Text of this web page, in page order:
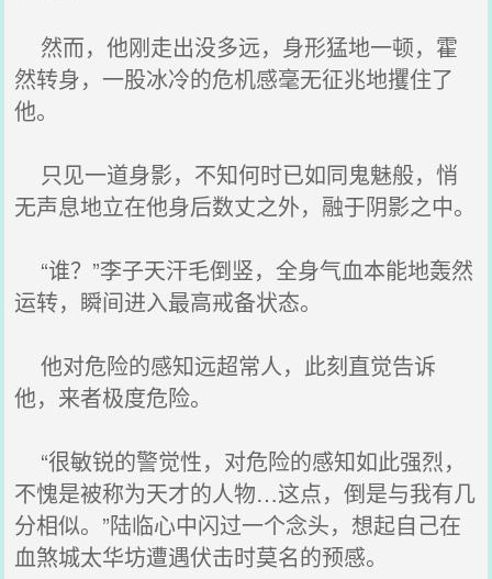
然而，他刚走出没多远，身形猛地一顿，霍
然转身，一股冰冷的危机感毫无征兆地攫住了
他。
只见一道身影，不知何时已如同鬼魅般，悄
无声息地立在他身后数丈之外，融于阴影之中。
“谁？”李子天汗毛倒竖，全身气血本能地轰然
运转，瞬间进入最高戒备状态。
他对危险的感知远超常人，此刻直觉告诉
他，来者极度危险。
“很敏锐的警觉性，对危险的感知如此强烈，
不愧是被称为天才的人物…这点，倒是与我有几
分相似。”陆临心中闪过一个念头，想起自己在
血煞城太华坊遭遇伏击时莫名的预感。